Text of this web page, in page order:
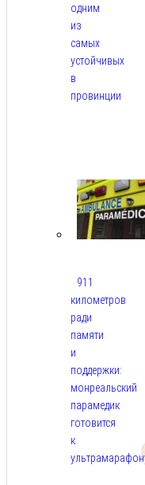
одним
из
самых
устойчивых
в
провинции
911
километров
ради
памяти
и
поддержки:
монреальский
парамедик
готовится
к